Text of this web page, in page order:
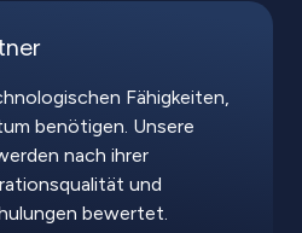
Fähigkeiten,
benötigen. Unsere
nach ihrer
und
bewertet.